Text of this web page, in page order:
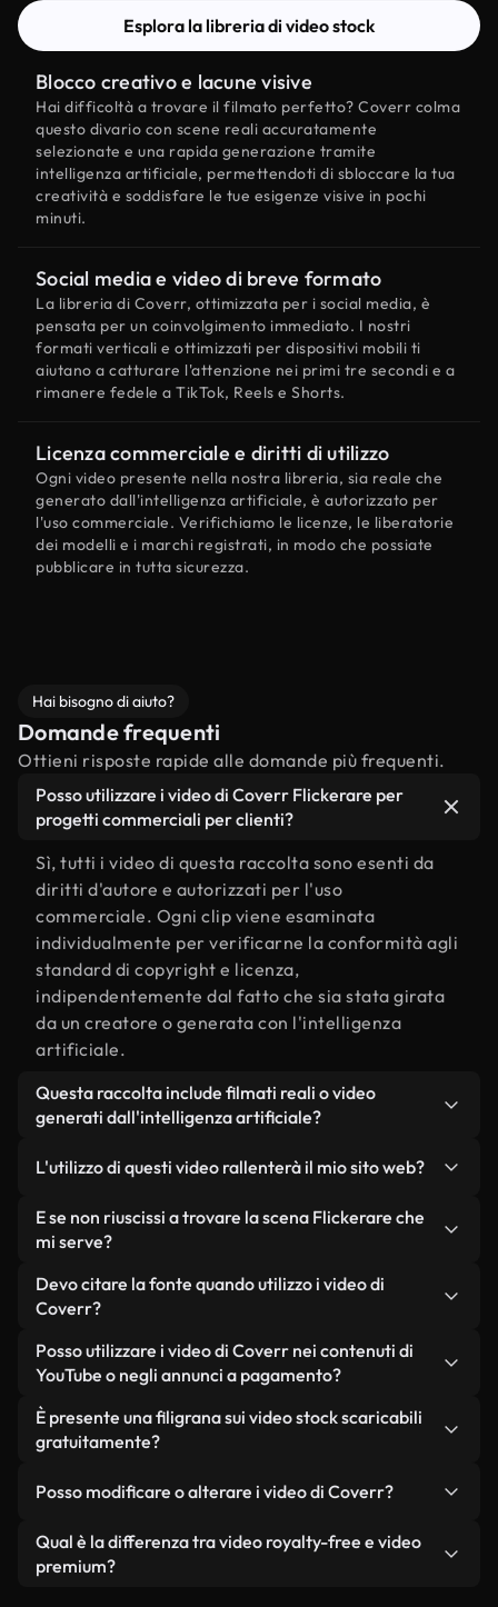
Esplora la libreria di video stock
Blocco creativo e lacune visive
Hai difficoltà a trovare il filmato perfetto? Coverr colma
questo divario con scene reali accuratamente
selezionate e una rapida generazione tramite
intelligenza artificiale, permettendoti di sbloccare la tua
creatività e soddisfare le tue esigenze visive in pochi
minuti.
Social media e video di breve formato
La libreria di Coverr, ottimizzata per i social media, è
pensata per un coinvolgimento immediato. I nostri
formati verticali e ottimizzati per dispositivi mobili ti
aiutano a catturare l'attenzione nei primi tre secondi e a
rimanere fedele a TikTok, Reels e Shorts.
Licenza commerciale e diritti di utilizzo
Ogni video presente nella nostra libreria, sia reale che
generato dall'intelligenza artificiale, è autorizzato per
l'uso commerciale. Verifichiamo le licenze, le liberatorie
dei modelli e i marchi registrati, in modo che possiate
pubblicare in tutta sicurezza.
Hai bisogno di aiuto?
Domande frequenti
Ottieni risposte rapide alle domande più frequenti.
Posso utilizzare i video di Coverr Flickerare per
progetti commerciali per clienti?
Sì, tutti i video di questa raccolta sono esenti da
diritti d'autore e autorizzati per l'uso
commerciale. Ogni clip viene esaminata
individualmente per verificarne la conformità agli
standard di copyright e licenza,
indipendentemente dal fatto che sia stata girata
da un creatore o generata con l'intelligenza
artificiale.
Questa raccolta include filmati reali o video
generati dall'intelligenza artificiale?
da filmati reali, girati da persone, relativi a
Flickerare, e da video generati dall'intelligenza
artificiale. Ogni video è chiaramente etichettato,
L'utilizzo di questi video rallenterà il mio sito web?
Non se scegli le nostre versioni ottimizzate.
Offriamo formati leggeri e pronti per il web,
mantengono alta la qualità, riducono al minimo i
tempi di caricamento e migliorano parametri
come LCP.
E se non riuscissi a trovare la scena Flickerare che
mi serve?
Puoi crearne uno all'istante utilizzando Coverr AI
Studio. Ti basta descrivere la scena, ad esempio
pochi secondi un video personalizzato in
conformità con i nostri standard di licenza.
Devo citare la fonte quando utilizzo i video di
Coverr?
Non è richiesto alcun riconoscimento dell'autore.
Tutti i video presenti nella nostra libreria sono
senza citare il creatore, sebbene sia sempre
gradito.
Posso utilizzare i video di Coverr nei contenuti di
YouTube o negli annunci a pagamento?
Sì. Tutti i filmati di Coverr possono essere utilizzati
in video monetizzati su YouTube, promozioni sui
condizione che non si rivendano o ridistribuiscano
È presente una filigrana sui video stock scaricabili
gratuitamente?
reali o generati dall'intelligenza artificiale, include
filigrane. Avrai a disposizione filmati puliti e pronti
all'uso.
Posso modificare o alterare i video di Coverr?
Sì. Siete liberi di tagliare, ritagliare o remixare i
nostri video. Assicuratevi solo che il prodotto
Qual è la differenza tra video royalty-free e video
premium?